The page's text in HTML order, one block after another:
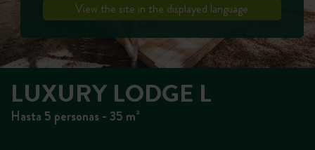
LUXURY LODGE L
Hasta 5 personas - 35 m²
View the site in the displayed language